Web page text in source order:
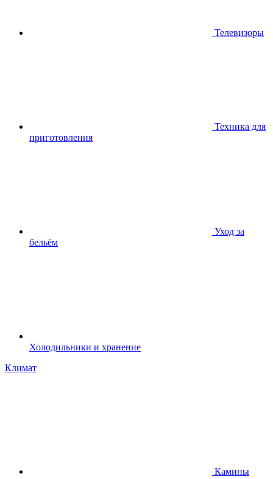
Телевизоры
Техника для
приготовления
Уход за
бельём
Холодильники и хранение
Климат
Камины